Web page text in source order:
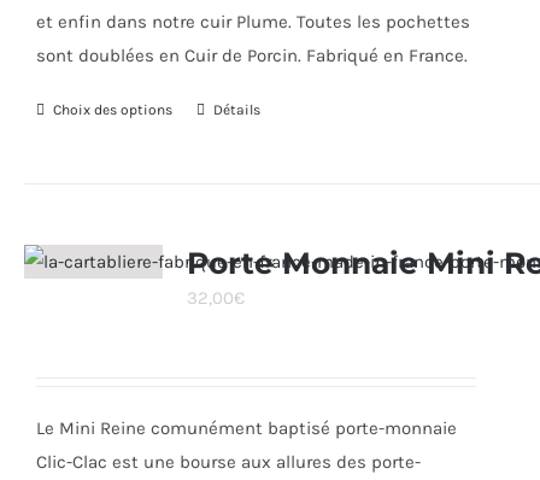
et enfin dans notre cuir Plume. Toutes les pochettes
sont doublées en Cuir de Porcin. Fabriqué en France.
Choix des options
Ce
variations.
Les
choisies
Détails
Porte Monnaie Mini
32,00€
Le Mini Reine comunément baptisé porte-monnaie
Clic-Clac est une bourse aux allures des porte-